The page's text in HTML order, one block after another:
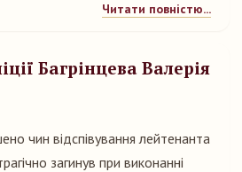
Читати повністю...
Багрінцева Валерія
чин відспівування лейтенанта
загинув при виконанні